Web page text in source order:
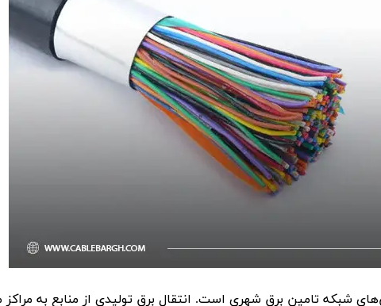
شبکه تامین برق شهری است. انتقال برق تولیدی از منابع به